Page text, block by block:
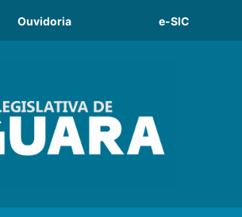
Ouvidoria e-SIC